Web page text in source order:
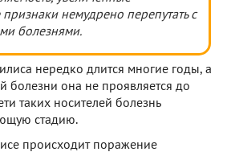
немудрено перепутать с
болезнями.
нередко длится многие годы, а
болезни она не проявляется до
таких носителей болезнь
стадию.
происходит поражение